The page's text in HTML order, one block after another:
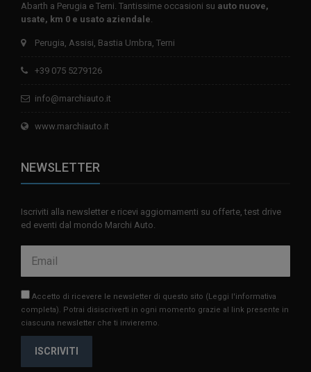
Abarth a Perugia e Terni. Tantissime occasioni su auto nuove,
usate, km 0 e usato aziendale.
Perugia, Assisi, Bastia Umbra, Terni
+39 075 5279126
info@marchiauto.it
www.marchiauto.it
NEWSLETTER
Iscriviti alla newsletter e ricevi aggiornamenti su offerte, test drive
ed eventi dal mondo Marchi Auto.
Accetto di ricevere le newsletter di questo sito (Leggi l'informativa
completa). Potrai disiscriverti in ogni momento grazie al link presente in
ciascuna newsletter che ti invieremo.
ISCRIVITI